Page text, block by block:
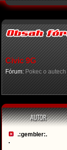
Civic 9G
Fórum: Pokec o autech
.:gembler:.